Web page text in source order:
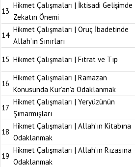
13
Hikmet Çalışmaları | İktisadi Gelişimde
Zekatın Önemi
14
Hikmet Çalışmaları | Oruç İbadetinde
Allah’ın Sınırları
15 Hikmet Çalışmaları | Fıtrat ve Tıp
16
Hikmet Çalışmaları | Ramazan
Konusunda Kur’an’a Odaklanmak
17
Hikmet Çalışmaları | Yeryüzünün
Şımarmışları
18
Hikmet Çalışmaları | Allah’ın Kitabına
Odaklanmak
19
Hikmet Çalışmaları | Allah’ın Rızasına
Odaklanmak